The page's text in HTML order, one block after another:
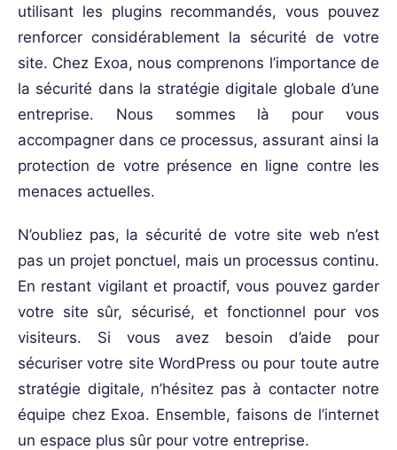
utilisant les plugins recommandés, vous pouvez
renforcer considérablement la sécurité de votre
site. Chez Exoa, nous comprenons l’importance de
la sécurité dans la stratégie digitale globale d’une
entreprise. Nous sommes là pour vous
accompagner dans ce processus, assurant ainsi la
protection de votre présence en ligne contre les
menaces actuelles.
N’oubliez pas, la sécurité de votre site web n’est
pas un projet ponctuel, mais un processus continu.
En restant vigilant et proactif, vous pouvez garder
votre site sûr, sécurisé, et fonctionnel pour vos
visiteurs. Si vous avez besoin d’aide pour
sécuriser votre site WordPress ou pour toute autre
stratégie digitale, n’hésitez pas à contacter notre
équipe chez Exoa. Ensemble, faisons de l’internet
un espace plus sûr pour votre entreprise.